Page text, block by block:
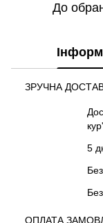
До
ЗРУЧНА
5
ОПЛАТА